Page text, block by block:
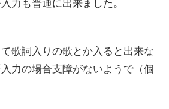
力も普通に出来ました。
歌詞入りの歌とか入ると出来な
力の場合支障がないようで（個